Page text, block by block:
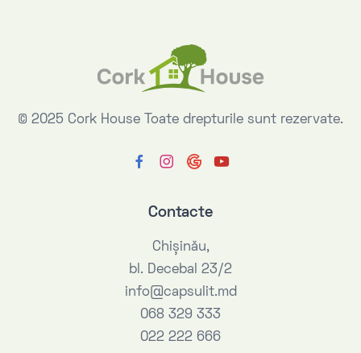
© 2025 Cork House Toate drepturile sunt rezervate.
Contacte
Chişinău,
bl. Decebal 23/2
info@capsulit.md
068 329 333
022 222 666